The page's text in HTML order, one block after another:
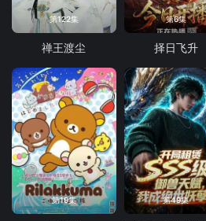
第122集
禅王渡尘
第6集
择日飞升
第19集 第49集